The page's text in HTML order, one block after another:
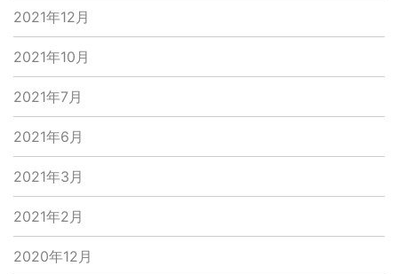
2021年12月
2021年10月
2021年7月
2021年6月
2021年3月
2021年2月
2020年12月